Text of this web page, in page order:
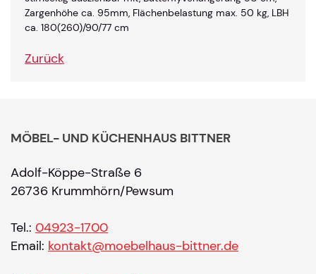
Zargenhöhe ca. 95mm, Flächenbelastung max. 50 kg, LBH
ca. 180(260)/90/77 cm
Zurück
MÖBEL- UND KÜCHENHAUS BITTNER
Adolf-Köppe-Straße 6
26736 Krummhörn/Pewsum
Tel.: 04923-1700
Email: kontakt@moebelhaus-bittner.de